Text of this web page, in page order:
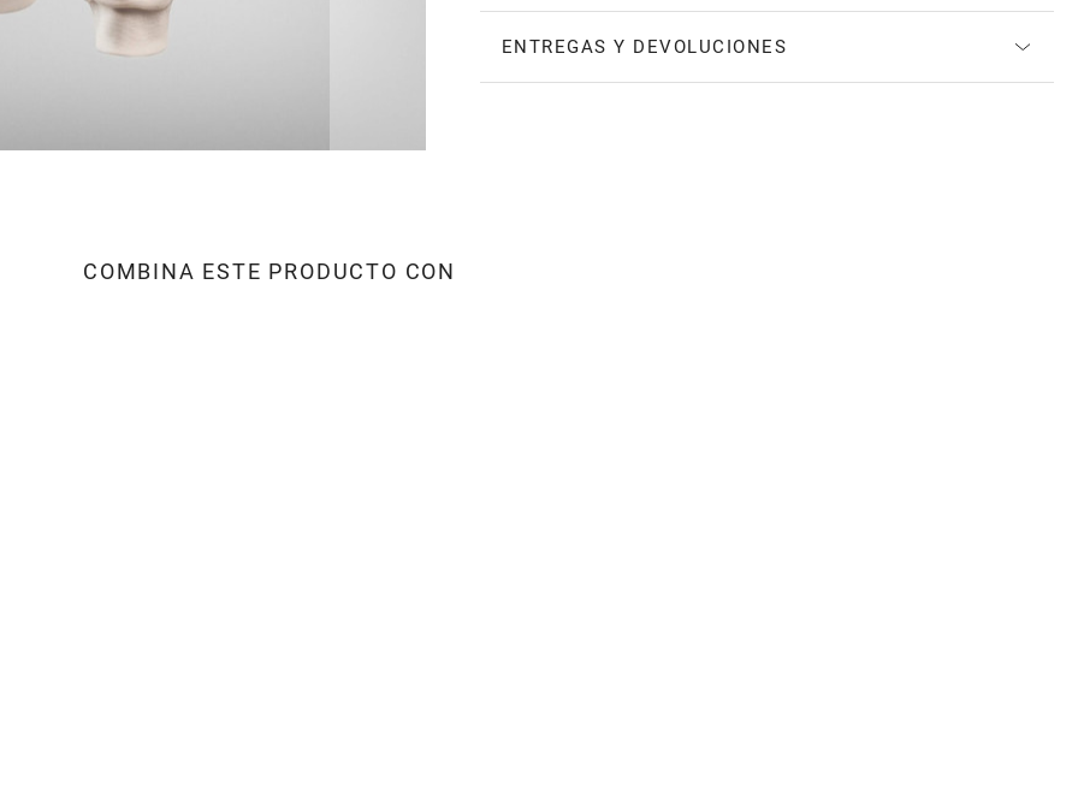
ENTREGAS Y DEVOLUCIONES
COMBINA ESTE PRODUCTO CON